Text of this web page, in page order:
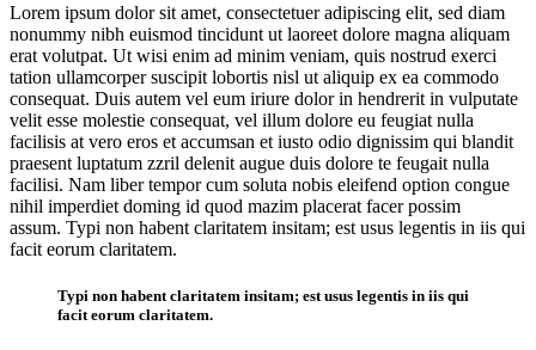
Lorem ipsum dolor sit amet, consectetuer adipiscing elit, sed diam
nonummy nibh euismod tincidunt ut laoreet dolore magna aliquam
erat volutpat. Ut wisi enim ad minim veniam, quis nostrud exerci
tation ullamcorper suscipit lobortis nisl ut aliquip ex ea commodo
consequat. Duis autem vel eum iriure dolor in hendrerit in vulputate
velit esse molestie consequat, vel illum dolore eu feugiat nulla
facilisis at vero eros et accumsan et iusto odio dignissim qui blandit
praesent luptatum zzril delenit augue duis dolore te feugait nulla
facilisi. Nam liber tempor cum soluta nobis eleifend option congue
nihil imperdiet doming id quod mazim placerat facer possim
assum. Typi non habent claritatem insitam; est usus legentis in iis qui
facit eorum claritatem.
Typi non habent claritatem insitam; est usus legentis in iis qui
facit eorum claritatem.